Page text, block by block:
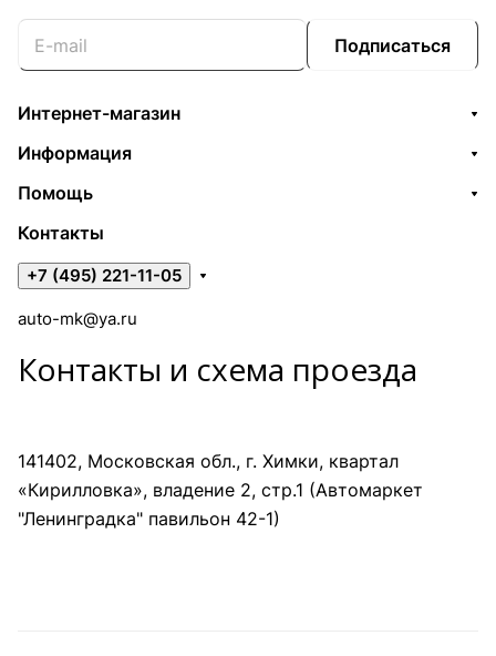
Подписаться
Интернет-магазин
Информация
Помощь
Контакты
+7 (495) 221-11-05
auto-mk@ya.ru
Контакты и схема проезда
141402, Московская обл., г. Химки, квартал
«Кирилловка», владение 2, стр.1 (Автомаркет
"Ленинградка" павильон 42-1)